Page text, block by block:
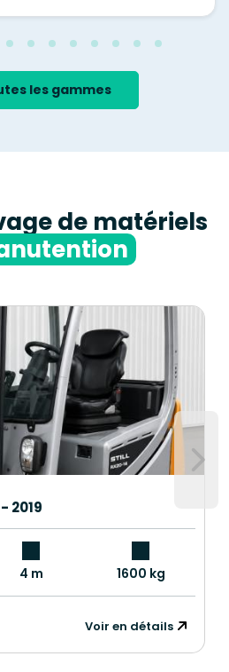
les gammes
de matériels
2019
4 m 1600 kg
Voir en détails